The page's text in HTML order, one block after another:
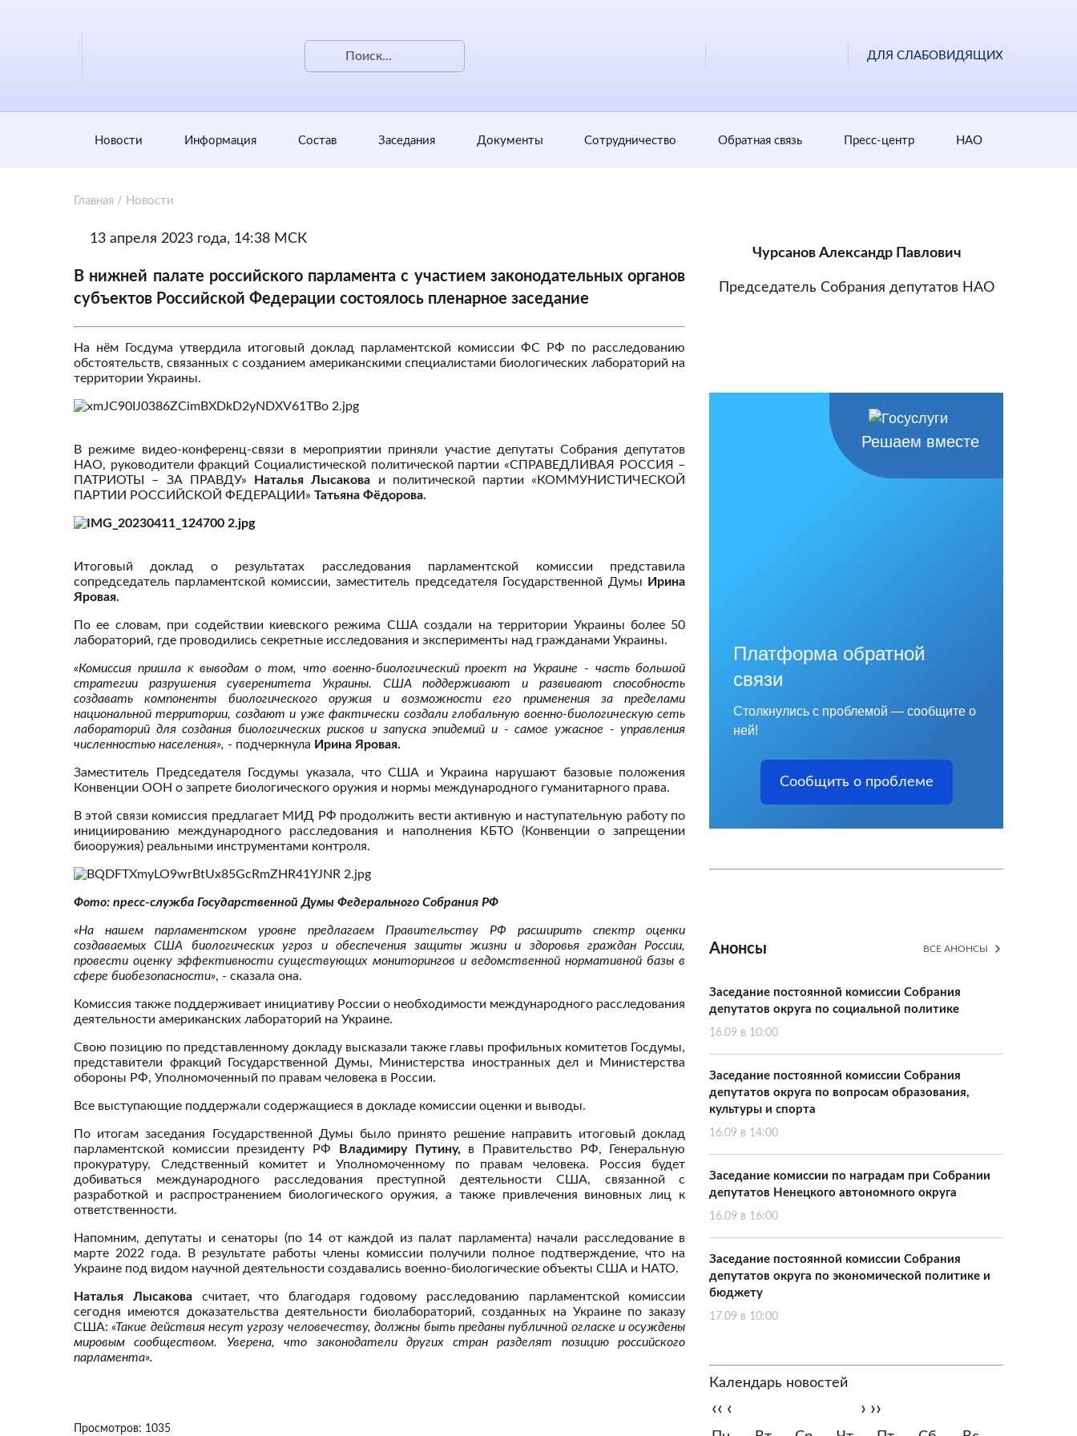
ДЛЯ СЛАБОВИДЯЩИХ
Новости Информация Состав Заседания Документы Сотрудничество Обратная cвязь Пресс-центр НАО
Главная / Новости
13 апреля 2023 года, 14:38 МСК
В нижней палате российского парламента с участием законодательных органов
субъектов Российской Федерации состоялось пленарное заседание
На нём Госдума утвердила итоговый доклад парламентской комиссии ФС РФ по расследованию
обстоятельств, связанных с созданием американскими специалистами биологических лабораторий на
территории Украины.
В режиме видео-конференц-связи в мероприятии приняли участие депутаты Собрания депутатов
НАО, руководители фракций Социалистической политической партии «СПРАВЕДЛИВАЯ РОССИЯ –
ПАТРИОТЫ – ЗА ПРАВДУ»
Наталья Лысакова и политической партии «КОММУНИСТИЧЕСКОЙ
ПАРТИИ РОССИЙСКОЙ ФЕДЕРАЦИИ» Татьяна Фёдорова.
Итоговый доклад о результатах расследования парламентской комиссии представила
сопредседатель парламентской комиссии, заместитель председателя Государственной Думы
Ирина
Яровая.
По ее словам, при содействии киевского режима США создали на территории Украины более 50
лабораторий, где проводились секретные исследования и эксперименты над гражданами Украины.
«Комиссия пришла к выводам о том, что военно-биологический проект на Украине - часть большой
стратегии разрушения суверенитета Украины. США поддерживают и развивают способность
создавать компоненты биологического оружия и возможности его применения за пределами
национальной территории, создают и уже фактически создали глобальную военно-биологическую сеть
лабораторий для создания биологических рисков и запуска эпидемий и - самое ужасное - управления
численностью населения», - подчеркнула Ирина Яровая.
Заместитель Председателя Госдумы указала, что США и Украина нарушают базовые положения
Конвенции ООН о запрете биологического оружия и нормы международного гуманитарного права.
В этой связи комиссия предлагает МИД РФ продолжить вести активную и наступательную работу по
инициированию международного расследования и наполнения КБТО (Конвенции о запрещении
биооружия) реальными инструментами контроля.
Фото: пресс-служба Государственной Думы Федерального Собрания РФ
«На нашем парламентском уровне предлагаем Правительству РФ расширить спектр оценки
создаваемых США биологических угроз и обеспечения защиты жизни и здоровья граждан России,
провести оценку эффективности существующих мониторингов и ведомственной нормативной базы в
сфере биобезопасности», - сказала она.
Комиссия также поддерживает инициативу России о необходимости международного расследования
деятельности американских лабораторий на Украине.
Свою позицию по представленному докладу высказали также главы профильных комитетов Госдумы,
представители фракций Государственной Думы, Министерства иностранных дел и Министерства
обороны РФ, Уполномоченный по правам человека в России.
Все выступающие поддержали содержащиеся в докладе комиссии оценки и выводы.
По итогам заседания Государственной Думы было принято решение направить итоговый доклад
парламентской комиссии президенту РФ
Владимиру Путину, в Правительство РФ, Генеральную
прокуратуру, Следственный комитет и Уполномоченному по правам человека. Россия будет
добиваться международного расследования преступной деятельности США, связанной с
разработкой и распространением биологического оружия, а также привлечения виновных лиц к
ответственности.
Напомним, депутаты и сенаторы (по 14 от каждой из палат парламента) начали расследование в
марте 2022 года. В результате работы члены комиссии получили полное подтверждение, что на
Украине под видом научной деятельности создавались военно-биологические объекты США и НАТО.
Наталья Лысаковасчитает, что благодаря годовому расследованию парламентской комиссии
сегодня имеются доказательства деятельности биолабораторий, созданных на Украине по заказу
США:«Такие действия несут угрозу человечеству, должны быть преданы публичной огласке и осуждены
мировым сообществом. Уверена, что законодатели других стран разделят позицию российского
парламента».
Просмотров: 1035
Чурсанов Александр Павлович
Председатель Собрания депутатов НАО
Решаем вместе
Платформа обратной
связи
Столкнулись с проблемой — сообщите о
ней!
Сообщить о проблеме
Анонсы ВСЕ АНОНСЫ
Заседание постоянной комиссии Собрания
депутатов округа по социальной политике
16.09 в 10:00
Заседание постоянной комиссии Собрания
депутатов округа по вопросам образования,
культуры и спорта
16.09 в 14:00
Заседание комиссии по наградам при Собрании
депутатов Ненецкого автономного округа
16.09 в 16:00
Заседание постоянной комиссии Собрания
депутатов округа по экономической политике и
бюджету
17.09 в 10:00
Календарь новостей
‹‹ ‹ › ››